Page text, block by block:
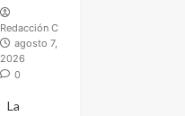
Redacción C
agosto 7,
2026
0
La